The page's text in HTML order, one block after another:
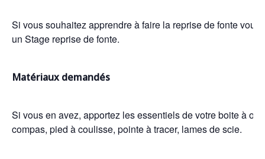
Si vous souhaitez apprendre à faire la reprise de fonte
un Stage reprise de fonte.
Matériaux demandés
Si vous en avez, apportez les essentiels de votre boite à
compas, pied à coulisse, pointe à tracer, lames de scie.